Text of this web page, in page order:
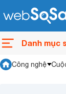
Danh mục
Công nghệ